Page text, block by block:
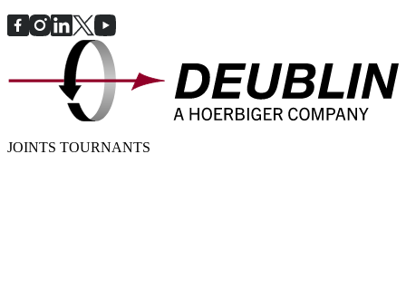
JOINTS TOURNANTS